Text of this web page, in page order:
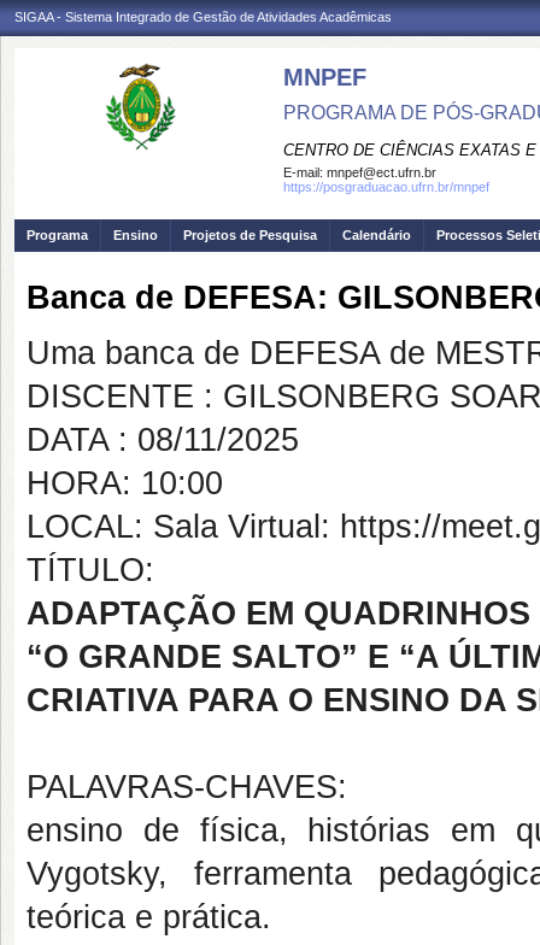
SIGAA - Sistema Integrado de Gestão de Atividades Acadêmicas
MNPEF
PROGRAMA DE PÓS-
CENTRO DE CIÊNCIAS EXATAS
E-mail: mnpef@ect.ufrn.br
https://posgraduacao.ufrn.br/mnpef
Programa Ensino Projetos de Pesquisa Calendário Processos
Banca de DEFESA:
Uma banca de DEFESA de
DISCENTE : GILSONBERG
DATA : 08/11/2025
HORA: 10:00
LOCAL: Sala Virtual: https://
TÍTULO:
ADAPTAÇÃO EM
“O GRANDE SALTO” E “A
CRIATIVA PARA O ENSINO DA
PALAVRAS-CHAVES:
ensino de física, histórias em
Vygotsky, ferramenta
teórica e prática.